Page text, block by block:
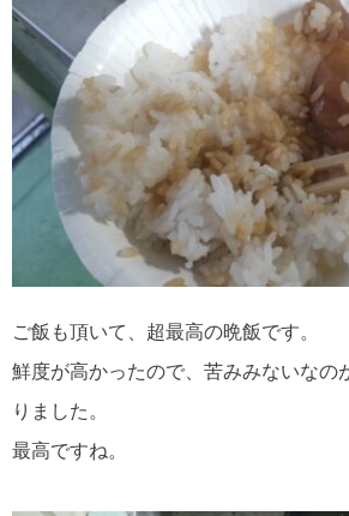
ご飯も頂いて、超最高の晩飯です。
鮮度が高かったので、苦みみないなの
りました。
最高ですね。